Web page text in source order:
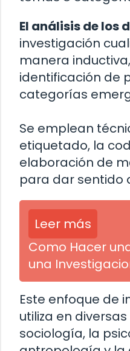
El análisis de los
investigación
manera
identificación de
categorías
Se emplean
etiquetado, la
elaboración de
para dar sentido
Leer más
Como Hacer
una
Este enfoque de
utiliza en
sociología, la